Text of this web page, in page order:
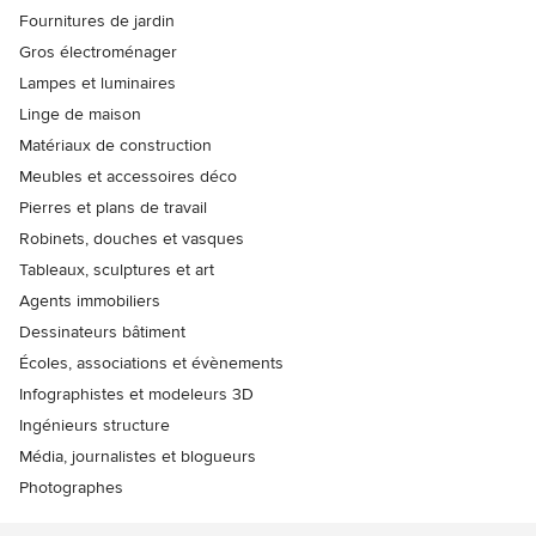
Fournitures de jardin
Gros électroménager
Lampes et luminaires
Linge de maison
Matériaux de construction
Meubles et accessoires déco
Pierres et plans de travail
Robinets, douches et vasques
Tableaux, sculptures et art
Agents immobiliers
Dessinateurs bâtiment
Écoles, associations et évènements
Infographistes et modeleurs 3D
Ingénieurs structure
Média, journalistes et blogueurs
Photographes